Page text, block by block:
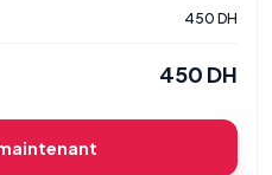
450 DH
450 DH